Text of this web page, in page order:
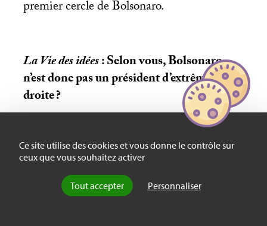
Ce site utilise des cookies et vous donne le contrôle sur
ceux que vous souhaitez activer
Tout accepter Personnaliser
premier cercle de Bolsonaro.
La Vie des idées: Selon vous, Bolsonaro
n’est donc pas un président d’extrême
droite?
João Whitaker :Il n’a pas de vision
politique cohérente. Il porte un projet ultra
libéral, car le principal artisan de sa
campagne a été Paulo Guedes, un Chicago